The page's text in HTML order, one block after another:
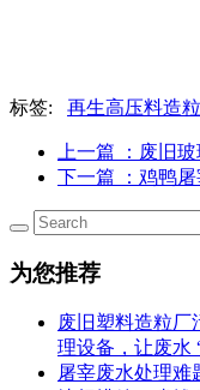
标签: 再生高压料造
上一篇
：废旧
下一篇
：鸡鸭
为您推荐
废旧塑料造粒厂
理设备，让废水
屠宰废水处理难